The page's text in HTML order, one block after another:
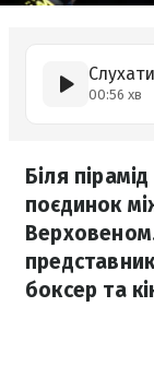
00:56 хв
Біля
поєдинок
Верховеном.
боксер та